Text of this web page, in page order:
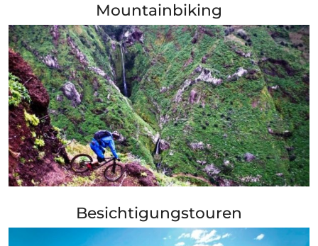
Mountainbiking
Besichtigungstouren